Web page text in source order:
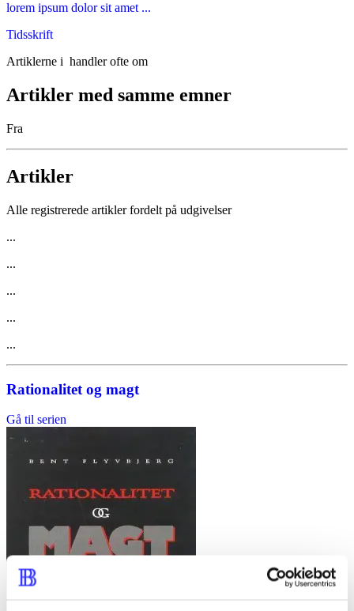
lorem ipsum dolor sit amet ...
Tidsskrift
Artiklerne i handler ofte om
Artikler med samme emner
Fra
Artikler
Alle registrerede artikler fordelt på udgivelser
...
...
...
...
...
Rationalitet og magt
Gå til serien